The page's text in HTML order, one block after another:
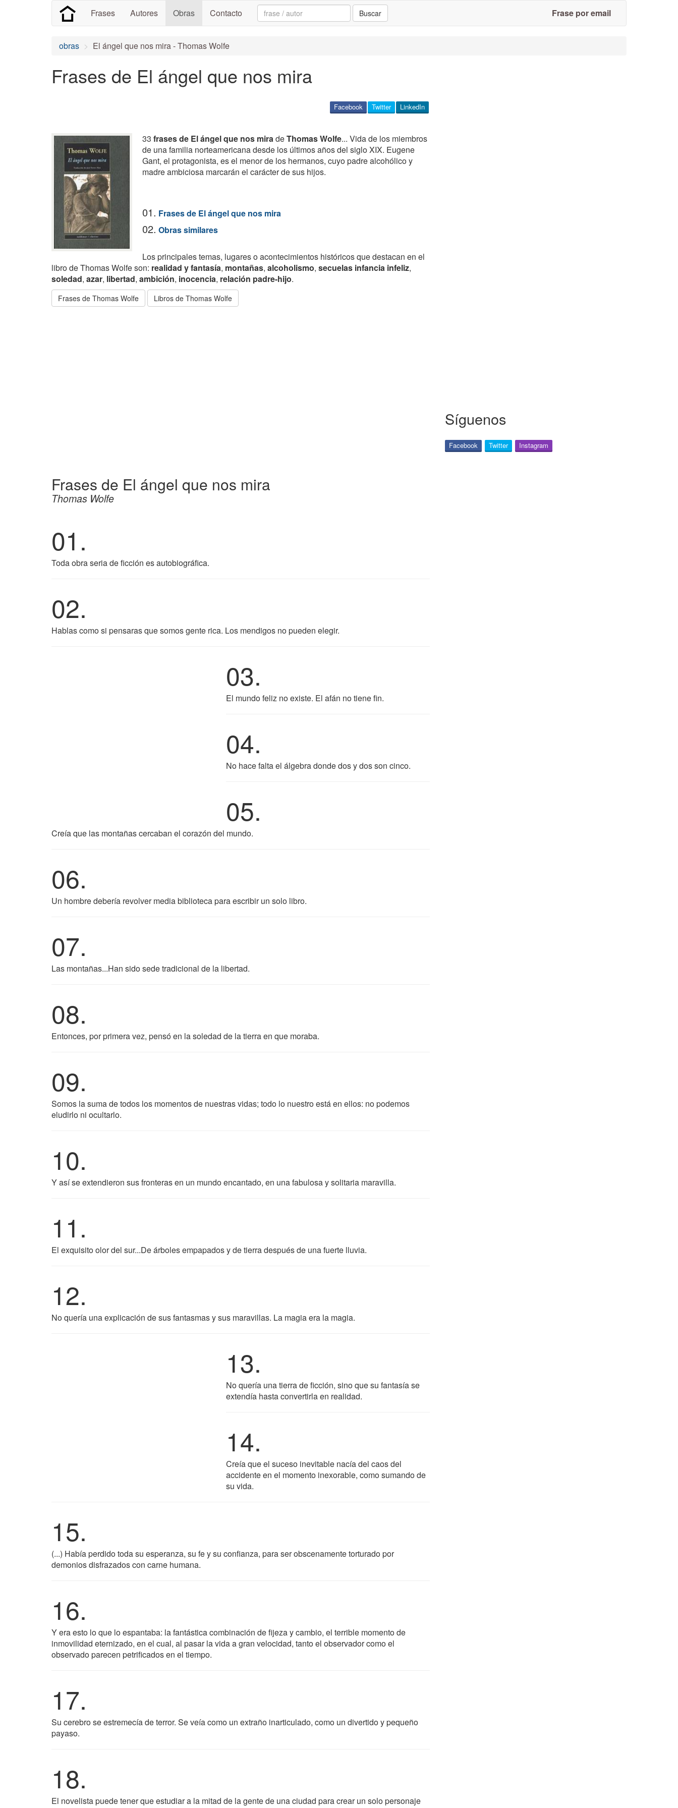
Frases Autores Obras Contacto Search: Buscar Frase por email
obras El ángel que nos mira - Thomas Wolfe
Frases de El ángel que nos mira
LinkedIn
Twitter
Facebook
33 frases de El ángel que nos miradeThomas Wolfe... Vida de los miembros
de una familia norteamericana desde los últimos años del siglo XIX. Eugene
Gant, el protagonista, es el menor de los hermanos, cuyo padre alcohólico y
madre ambiciosa marcarán el carácter de sus hijos.
01. Frases de El ángel que nos mira
02. Obras similares
Los principales temas, lugares o acontecimientos históricos que destacan en el
libro de Thomas Wolfe son: realidad y fantasía, montañas, alcoholismo, secuelas infancia infeliz,
soledad, azar, libertad, ambición, inocencia, relación padre-hijo.
Frases de Thomas Wolfe Libros de Thomas Wolfe
Frases de El ángel que nos mira
Thomas Wolfe
01.
Toda obra seria de ficción es autobiográfica.
02.
Hablas como si pensaras que somos gente rica. Los mendigos no pueden elegir.
03.
El mundo feliz no existe. El afán no tiene fin.
04.
No hace falta el álgebra donde dos y dos son cinco.
05.
Creía que las montañas cercaban el corazón del mundo.
06.
Un hombre debería revolver media biblioteca para escribir un solo libro.
07.
Las montañas...Han sido sede tradicional de la libertad.
08.
Entonces, por primera vez, pensó en la soledad de la tierra en que moraba.
09.
Somos la suma de todos los momentos de nuestras vidas; todo lo nuestro está en ellos: no podemos
eludirlo ni ocultarlo.
10.
Y así se extendieron sus fronteras en un mundo encantado, en una fabulosa y solitaria maravilla.
11.
El exquisito olor del sur...De árboles empapados y de tierra después de una fuerte lluvia.
12.
No quería una explicación de sus fantasmas y sus maravillas. La magia era la magia.
13.
No quería una tierra de ficción, sino que su fantasía se
extendía hasta convertirla en realidad.
14.
Creía que el suceso inevitable nacía del caos del
accidente en el momento inexorable, como sumando de
su vida.
15.
(...) Había perdido toda su esperanza, su fe y su confianza, para ser obscenamente torturado por
demonios disfrazados con carne humana.
16.
Y era esto lo que lo espantaba: la fantástica combinación de fijeza y cambio, el terrible momento de
inmovilidad eternizado, en el cual, al pasar la vida a gran velocidad, tanto el observador como el
observado parecen petrificados en el tiempo.
17.
Su cerebro se estremecía de terror. Se veía como un extraño inarticulado, como un divertido y pequeño
payaso.
18.
El novelista puede tener que estudiar a la mitad de la gente de una ciudad para crear un solo personaje
Síguenos
Facebook Twitter Instagram